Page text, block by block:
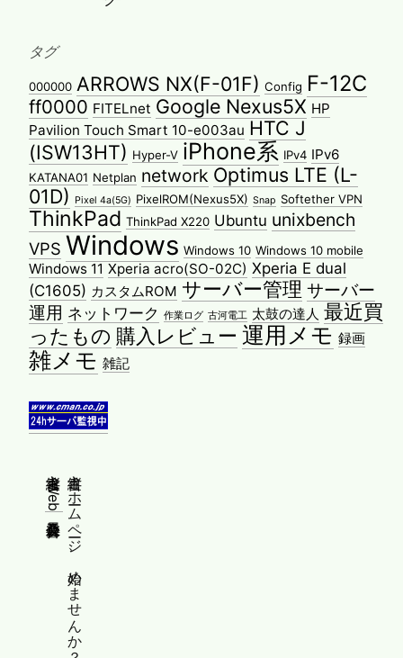
タグ
000000 ARROWS NX(F-01F) Config F-12C
ff0000 FITELnet Google Nexus5X HP
Pavilion Touch Smart 10-e003au HTC J
(ISW13HT) Hyper-V iPhone系 IPv4 IPv6
KATANA01 Netplan network Optimus LTE (L-
01D)
Pixel 4a(5G) PixelROM(Nexus5X) Snap Softether VPN
ThinkPad ThinkPad X220 Ubuntu unixbench
VPS Windows Windows 10 Windows 10 mobile
Windows 11 Xperia acro(SO-02C) Xperia E dual
(C1605) カスタムROM サーバー管理 サーバー
運用 ネットワーク 作業ログ 古河電工 太鼓の達人 最近買
ったもの 購入レビュー 運用メモ 録画
雑メモ 雑記
縦書きホームページ、始めませんか？
縦書きWeb普及委員会